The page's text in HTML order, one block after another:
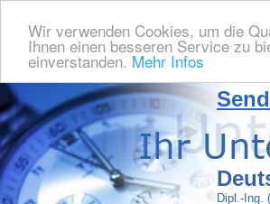
Wir verwenden Cookies, um die
Ihnen einen besseren Service zu
einverstanden. Mehr Infos
Dipl.-Ing.